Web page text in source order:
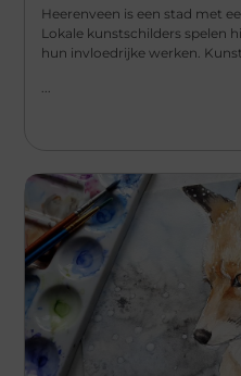
Heerenveen is een stad met
Lokale kunstschilders spelen
hun invloedrijke werken.
...